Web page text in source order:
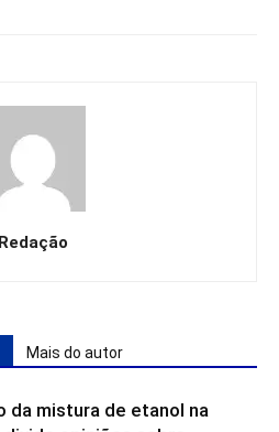
Redação
Mais do autor
da mistura de etanol na